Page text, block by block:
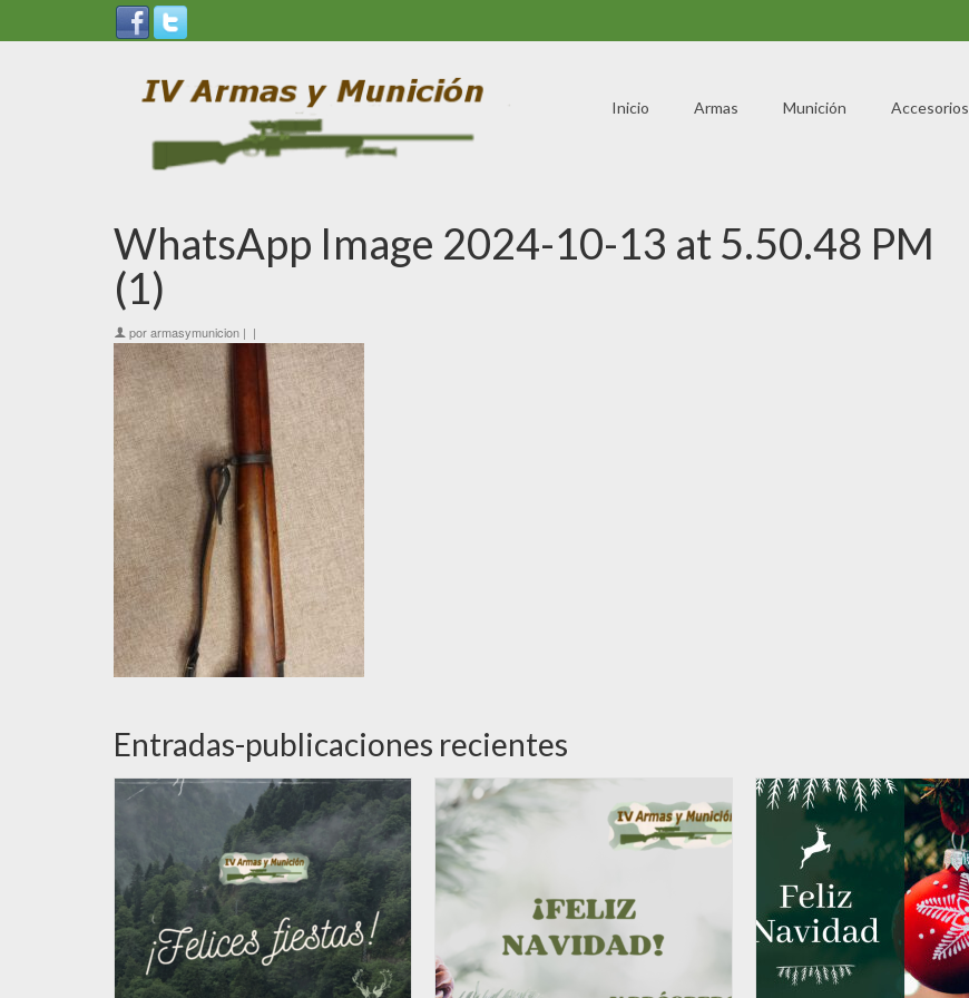
Inicio Armas Munición Accesorios
WhatsApp Image 2024-10-13 at 5.50.48 PM
(1)
porarmasymunicion | |
Entradas-publicaciones recientes